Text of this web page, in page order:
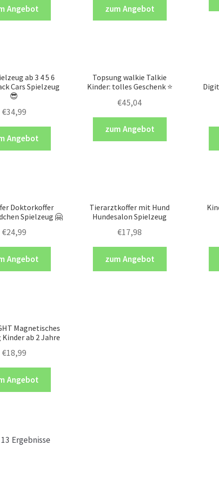
Angebot zum Angebot
ab 3 4 5 6
Cars Spielzeug
😎
€34,99
Angebot
Topsung walkie Talkie
Kinder: tolles Geschenk ⭐️
€45,04
zum Angebot
Doktorkoffer
Spielzeug 🤗
€24,99
Angebot
Tierarztkoffer mit Hund
Hundesalon Spielzeug
€17,98
zum Angebot
Magnetisches
ab 2 Jahre
€18,99
Angebot
Ergebnisse